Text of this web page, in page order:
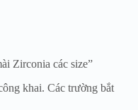
Zirconia các size”
khai. Các trường bắt